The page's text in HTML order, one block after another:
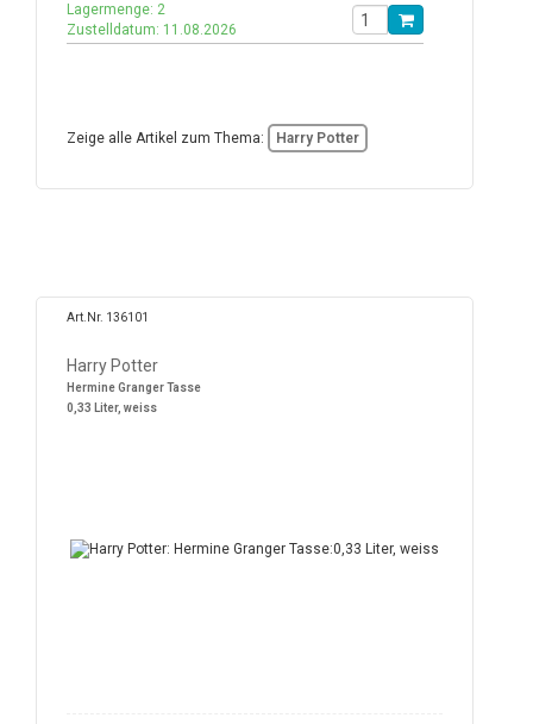
Lagermenge: 2
Zustelldatum: 11.08.2026
Zeige alle Artikel zum Thema: Harry Potter
Art.Nr. 136101
Harry Potter
Hermine Granger Tasse
0,33 Liter, weiss